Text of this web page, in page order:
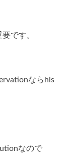
です。
ならhis
なので